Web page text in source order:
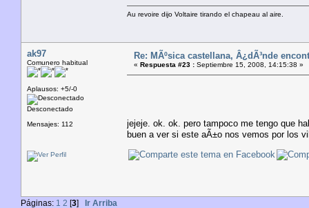
Au revoire dijo Voltaire tirando el chapeau al aire.
ak97
Comunero habitual
Aplausos: +5/-0
Desconectado
Mensajes: 112
Re: MÃºsica castellana, Â¿dÃ³nde
« Respuesta #23 : Septiembre 15, 2008, 14:15:38 »
jejeje. ok. ok. pero tampoco me tengo que
buen a ver si este aÃ±o nos vemos por los
Páginas: 1 2 [3] Ir Arriba